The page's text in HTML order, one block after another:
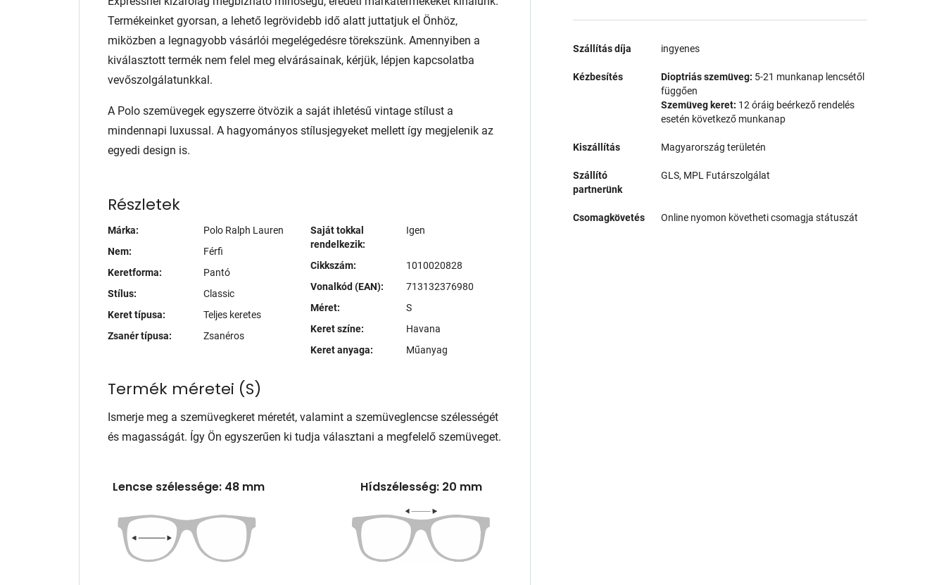
Termékeinket gyorsan, a lehető legrövidebb idő alatt juttatjuk el Önhöz,
miközben a legnagyobb vásárlói megelégedésre törekszünk. Amennyiben a
kiválasztott termék nem felel meg elvárásainak, kérjük, lépjen kapcsolatba
vevőszolgálatunkkal.
A Polo szemüvegek egyszerre ötvözik a saját ihletésű vintage stílust a
mindennapi luxussal. A hagyományos stílusjegyeket mellett így megjelenik az
egyedi design is.
Részletek
Márka:
Polo Ralph Lauren
Nem:
Férfi
Keretforma:
Pantó
Stílus:
Classic
Keret típusa:
Teljes keretes
Zsanér típusa:
Zsanéros
Saját tokkal
rendelkezik:
Igen
Cikkszám:
1010020828
Vonalkód (EAN):
713132376980
Méret:
S
Keret színe:
Havana
Keret anyaga:
Műanyag
Termék méretei (S)
Ismerje meg a szemüvegkeret méretét, valamint a szemüveglencse szélességét
és magasságát. Így Ön egyszerűen ki tudja választani a megfelelő szemüveget.
Lencse szélessége: 48 mm Hídszélesség: 20 mm
Szállítás díja ingyenes
Kézbesítés Dioptriás szemüveg: 5-21 munkanap lencsétől
függően
Szemüveg keret: 12 óráig beérkező rendelés
esetén következő munkanap
Kiszállítás Magyarország területén
Szállító
partnerünk
GLS, MPL Futárszolgálat
Csomagkövetés Online nyomon követheti csomagja státuszát